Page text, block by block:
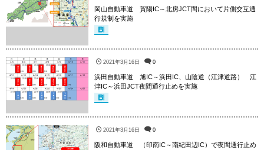
岡山自動車道 賀陽IC～北房JCT間において片側交互通
行規制を実施
2021年3月16日 0
浜田自動車道 旭IC～浜田IC、山陰道（江津道路） 江
津IC～浜田JCT夜間通行止めを実施
2021年3月16日 0
阪和自動車道 （印南IC～南紀田辺IC）で夜間通行止め